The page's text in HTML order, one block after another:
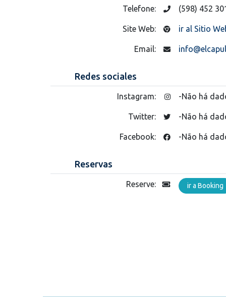
Telefone: (598) 452
Site Web: ir al Sitio
Email:
Redes sociales
Instagram: -Não há
Twitter: -Não há
Facebook: -Não há
Reservas
Reserve: ir a Booking